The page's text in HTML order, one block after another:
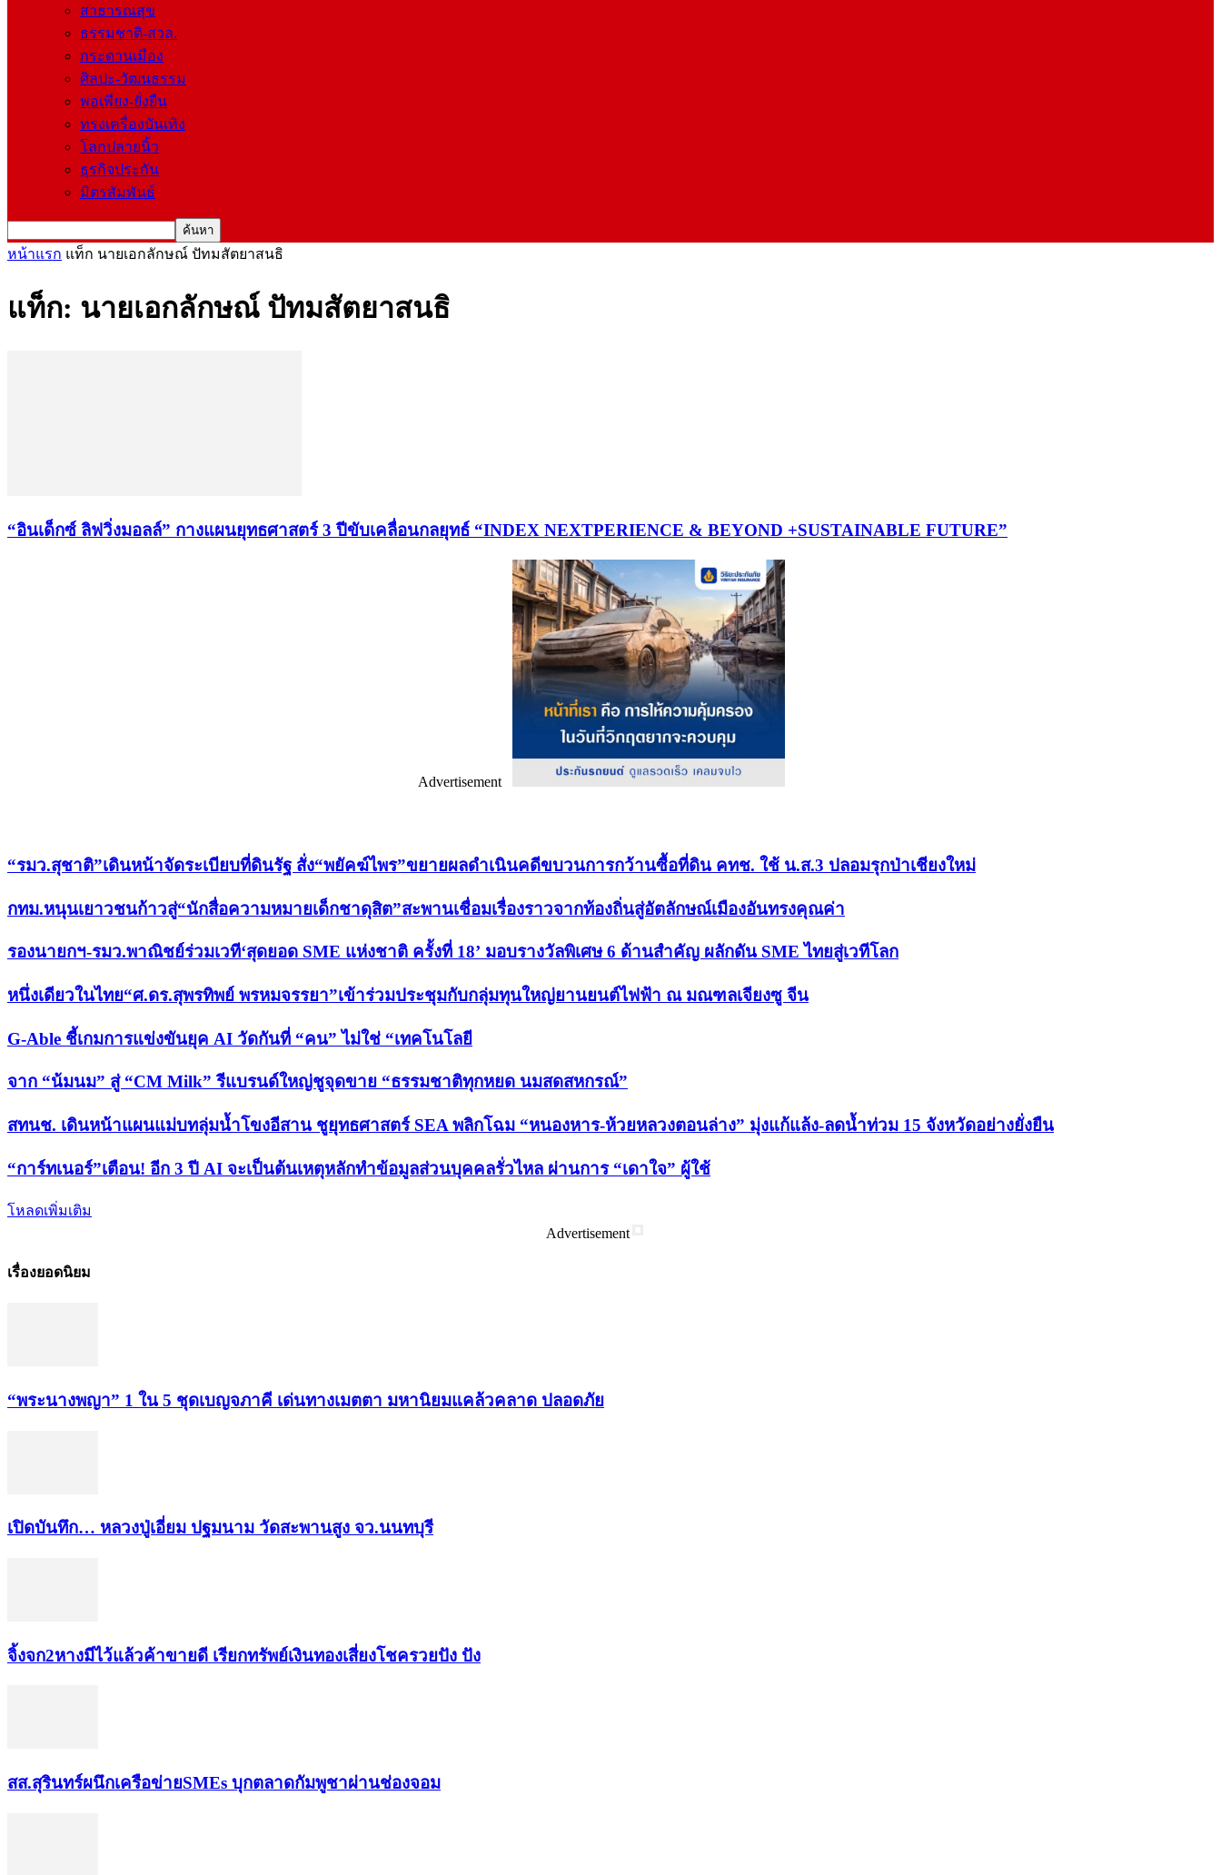
สาธารณสุข
ธรรมชาติ-สวล.
กระดานเมือง
ศิลปะ-วัฒนธรรม
พอเพียง-ยั่งยืน
ทรงเครื่องบันเทิง
โลกปลายนิ้ว
ธุรกิจประกัน
มิตรสัมพันธ์
หน้าแรก แท็ก นายเอกลักษณ์ ปัทมสัตยาสนธิ
แท็ก: นายเอกลักษณ์ ปัทมสัตยาสนธิ
“อินเด็กซ์ ลิฟวิ่งมอลล์” กางแผนยุทธศาสตร์ 3 ปีขับเคลื่อนกลยุทธ์ “INDEX NEXTPERIENCE & BEYOND +SUSTAINABLE FUTURE”
Advertisement
“รมว.สุชาติ”เดินหน้าจัดระเบียบที่ดินรัฐ สั่ง“พยัคฆ์ไพร”ขยายผลดำเนินคดีขบวนการกว้านซื้อที่ดิน คทช. ใช้ น.ส.3 ปลอมรุกป่าเชียงใหม่
กทม.หนุนเยาวชนก้าวสู่“นักสื่อความหมายเด็กชาดุสิต”สะพานเชื่อมเรื่องราวจากท้องถิ่นสู่อัตลักษณ์เมืองอันทรงคุณค่า
รองนายกฯ-รมว.พาณิชย์ร่วมเวที‘สุดยอด SME แห่งชาติ ครั้งที่ 18’ มอบรางวัลพิเศษ 6 ด้านสำคัญ ผลักดัน SME ไทยสู่เวทีโลก
หนึ่งเดียวในไทย“ศ.ดร.สุพรทิพย์ พรหมจรรยา”เข้าร่วมประชุมกับกลุ่มทุนใหญ่ยานยนต์ไฟฟ้า ณ มณฑลเจียงซู จีน
G-Able ชี้เกมการแข่งขันยุค AI วัดกันที่ “คน” ไม่ใช่ “เทคโนโลยี
จาก “น้มนม” สู่ “CM Milk” รีแบรนด์ใหญ่ชูจุดขาย “ธรรมชาติทุกหยด นมสดสหกรณ์”
สทนช. เดินหน้าแผนแม่บทลุ่มน้ำโขงอีสาน ชูยุทธศาสตร์ SEA พลิกโฉม “หนองหาร-ห้วยหลวงตอนล่าง” มุ่งแก้แล้ง-ลดน้ำท่วม 15 จังหวัดอย่างยั่งยืน
“การ์ทเนอร์”เตือน! อีก 3 ปี AI จะเป็นต้นเหตุหลักทำข้อมูลส่วนบุคคลรั่วไหล ผ่านการ “เดาใจ” ผู้ใช้
โหลดเพิ่มเติม
Advertisement
เรื่องยอดนิยม
“พระ​นาง​พญา” 1 ใน 5​ ชุดเบญจ​ภาคี​ เด่นทางเมตตา​ มหา​นิยม​แคล้วคลาด​ ปลอดภัย​
เปิดบันทึก… หลวงปู่เอี่ยม ​ปฐม​นาม​ วัดสะพานสูง​ จว.นนทบุรี
จิ้งจก​2​หาง​มีไว้แล้ว​ค้าขาย​ดี​ เรียก​ทรัพย์เงินทอง​เสี่ยงโชค​รวยปัง​ ปัง​
สส.สุรินทร์ผนึกเครือข่ายSMEs บุกตลาดกัมพูชาผ่านช่องจอม